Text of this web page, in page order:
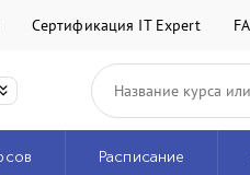
Сертификация IT Expert
Расписание